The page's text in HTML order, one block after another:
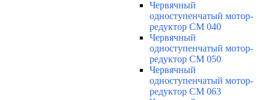
Червячный
одноступенчатый мотор-
редуктор CM 040
Червячный
одноступенчатый мотор-
редуктор CM 050
Червячный
одноступенчатый мотор-
редуктор CM 063